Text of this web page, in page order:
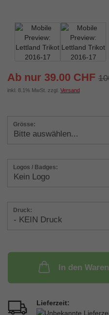
Ab nur 39.00 CHF
inkl. 8.1% MwSt. zzgl. Versand
Grösse:
Logos / Badges:
Druck:
In den
Lieferzeit: